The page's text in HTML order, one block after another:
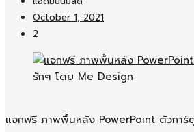
October 1, 2021
2
แจกฟรี ภาพพื้นหลัง PowerPoint ตัวการ์